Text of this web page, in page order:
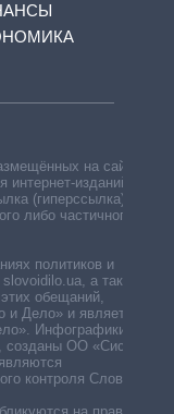
на сайте,
интернет-изданий —
(гиперссылка)
либо частичного
политиков и
а также
обещаний,
Дело» и является
Инфографики,
ОО «Система
контроля Слово и